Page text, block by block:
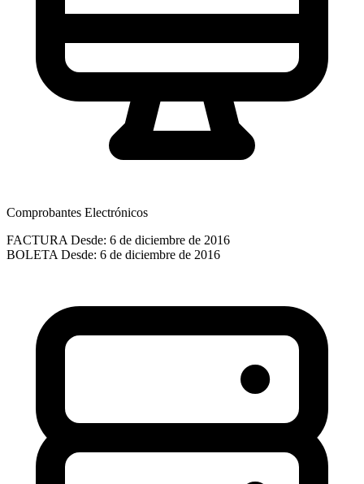
Comprobantes Electrónicos
FACTURA Desde: 6 de diciembre de 2016
BOLETA Desde: 6 de diciembre de 2016